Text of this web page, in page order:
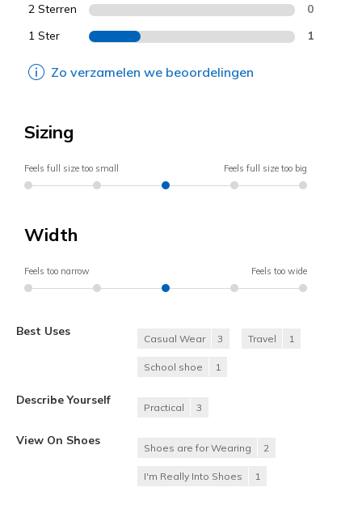
2 Sterren 0
1 Ster 1
Zo verzamelen we beoordelingen
Sizing
Feels full size too small Feels full size too big
Width
Feels too narrow Feels too wide
Best Uses
Casual Wear 3 Travel 1
School shoe 1
Describe Yourself
Practical 3
View On Shoes
Shoes are for Wearing 2
I'm Really Into Shoes 1